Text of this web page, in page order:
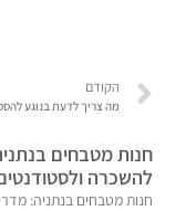
הקודם
חנות מטבחים
להשכרה
חנות מטבחים בנתניה: